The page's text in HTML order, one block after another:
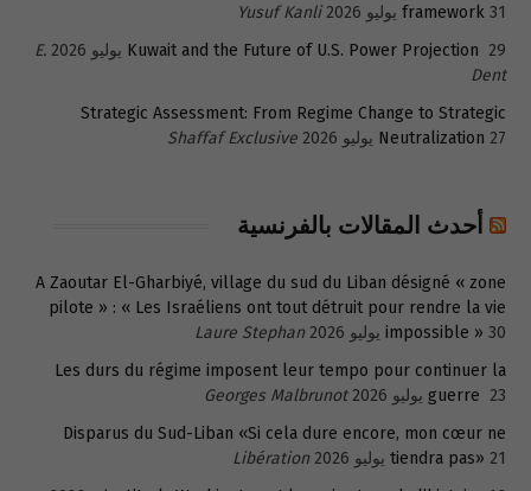
framework 31 يوليو 2026
Yusuf Kanli
Kuwait and the Future of U.S. Power Projection 29 يوليو 2026
E.
Dent
Strategic Assessment: From Regime Change to Strategic
Neutralization 27 يوليو 2026 Shaffaf Exclusive
أحدث المقالات بالفرنسية
A Zaoutar El-Gharbiyé, village du sud du Liban désigné « zone
pilote » : « Les Israéliens ont tout détruit pour rendre la vie
impossible » 30 يوليو 2026
Laure Stephan
Les durs du régime imposent leur tempo pour continuer la
guerre 23 يوليو 2026
Georges Malbrunot
Disparus du Sud-Liban «Si cela dure encore, mon cœur ne
tiendra pas» 21 يوليو 2026
Libération